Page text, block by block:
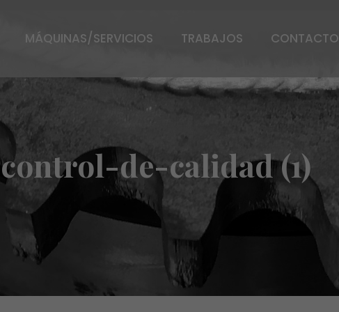
MÁQUINAS/SERVICIOS TRABAJOS CONTACTO
control-de-calidad (1)